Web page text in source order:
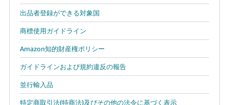
出品者登録ができる対象国
商標使用ガイドライン
Amazon知的財産権ポリシー
ガイドラインおよび規約違反の報告
並行輸入品
特定商取引法(特商法)及びその他の法令に基づく表示